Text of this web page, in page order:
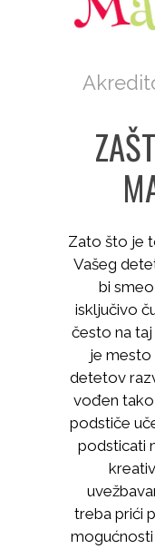
Zato što je
Vašeg
bi
isključivo
često na taj
je mesto
detetov
vođen
podstiče
podsticati
treba prići
mogućnosti